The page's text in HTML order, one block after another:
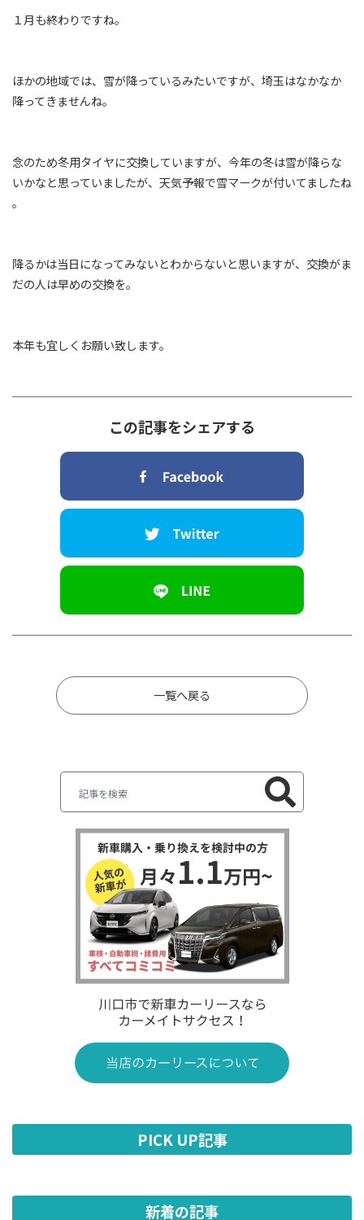
１月も終わりですね。
ほかの地域では、雪が降っているみたいですが、埼玉はなかなか
降ってきませんね。
念のため冬用タイヤに交換していますが、今年の冬は雪が降らな
いかなと思っていましたが、天気予報で雪マークが付いてましたね
。
降るかは当日になってみないとわからないと思いますが、交換がま
だの人は早めの交換を。
本年も宜しくお願い致します。
この記事をシェアする
一覧へ戻る
PICK UP記事
新着の記事